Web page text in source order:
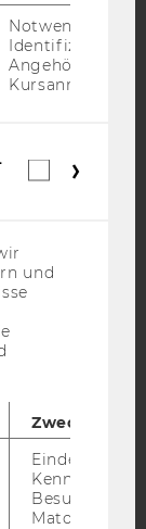
Bluesky
MEDIA
Notwendig zur
Identifizierung
Angehörige/r für
Kursanmeldung.
und
Zweck
Eindeutige
Besuchers
Matomo.